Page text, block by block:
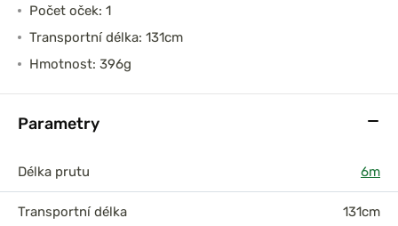
Počet oček: 1
Transportní délka: 131cm
Hmotnost: 396g
Parametry
Délka prutu 6m
Transportní délka 131cm